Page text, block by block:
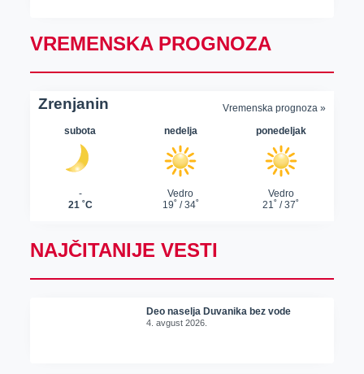
VREMENSKA PROGNOZA
NAJČITANIJE VESTI
Deo naselja Duvanika bez vode
4. avgust 2026.